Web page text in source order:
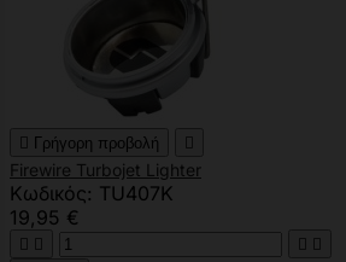
 Γρήγορη προβολή 
Firewire Turbojet Lighter
Κωδικός: TU407K
19,95 €
   